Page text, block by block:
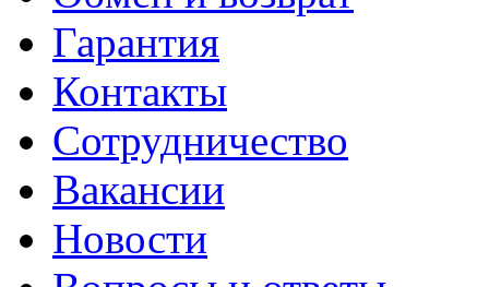
Гарантия
Контакты
Сотрудничество
Вакансии
Новости